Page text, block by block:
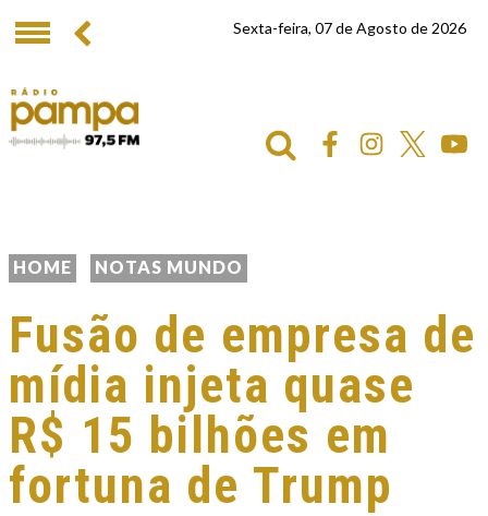
Sexta-feira, 07 de Agosto de 2026
HOME NOTAS MUNDO
Fusão de empresa de
mídia injeta quase
R$ 15 bilhões em
fortuna de Trump